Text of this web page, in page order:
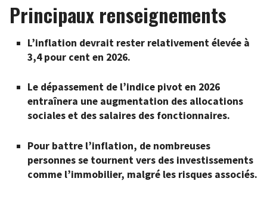
Principaux renseignements
L’inflation devrait rester relativement élevée à
3,4 pour cent en 2026.
Le dépassement de l’indice pivot en 2026
entraînera une augmentation des allocations
sociales et des salaires des fonctionnaires.
Pour battre l’inflation, de nombreuses
personnes se tournent vers des investissements
comme l’immobilier, malgré les risques associés.